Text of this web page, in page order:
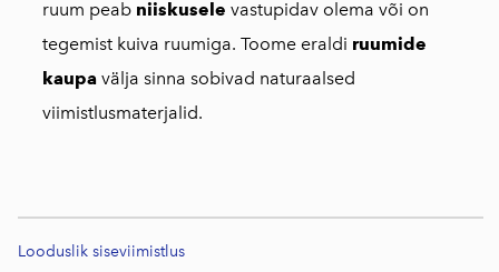
ruum peab niiskusele vastupidav olema või on
tegemist kuiva ruumiga. Toome eraldi ruumide
kaupa välja sinna sobivad naturaalsed
viimistlusmaterjalid.
Looduslik siseviimistlus